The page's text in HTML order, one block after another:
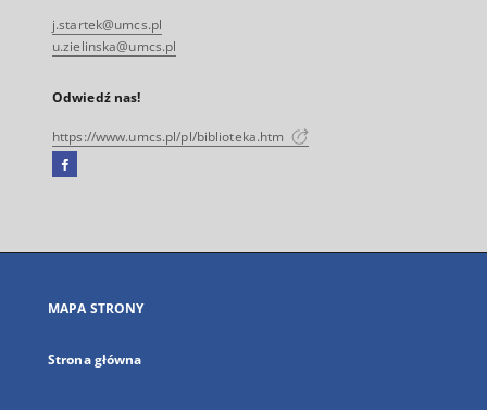
j.startek@umcs.pl
u.zielinska@umcs.pl
Odwiedź nas!
https://www.umcs.pl/pl/biblioteka.htm
Facebook
się
karcie
MAPA STRONY
Strona główna